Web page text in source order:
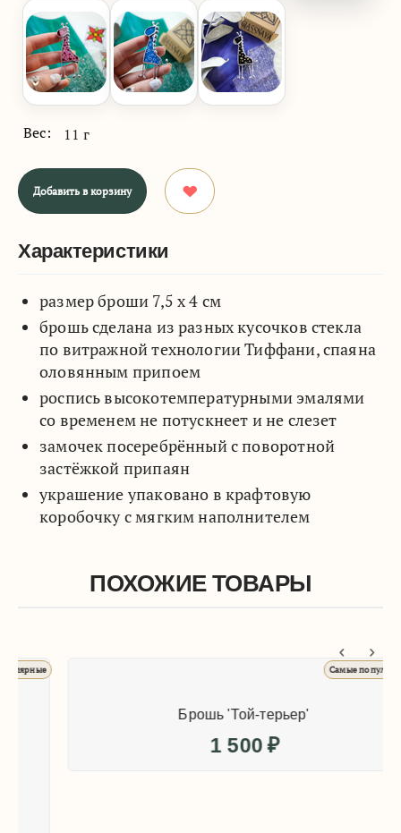
Вес: 11 г
Добавить в корзину
Характеристики
размер броши 7,5 х 4 см
брошь сделана из разных кусочков стекла
по витражной технологии Тиффани, спаяна
оловянным припоем
роспись высокотемпературными эмалями
со временем не потускнеет и не слезет
замочек посеребрённый с поворотной
застёжкой припаян
украшение упаковано в крафтовую
коробочку с мягким наполнителем
ПОХОЖИЕ ТОВАРЫ
Самые популярные